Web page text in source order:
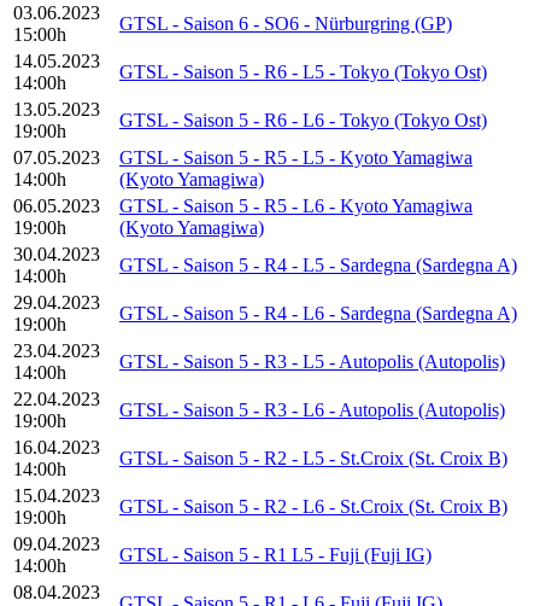
03.06.2023
15:00h
GTSL - Saison 6 - SO6 - Nürburgring (GP)
14.05.2023
14:00h
GTSL - Saison 5 - R6 - L5 - Tokyo (Tokyo Ost)
13.05.2023
19:00h
GTSL - Saison 5 - R6 - L6 - Tokyo (Tokyo Ost)
07.05.2023
14:00h
GTSL - Saison 5 - R5 - L5 - Kyoto Yamagiwa
(Kyoto Yamagiwa)
06.05.2023
19:00h
GTSL - Saison 5 - R5 - L6 - Kyoto Yamagiwa
(Kyoto Yamagiwa)
30.04.2023
14:00h
GTSL - Saison 5 - R4 - L5 - Sardegna (Sardegna A)
29.04.2023
19:00h
GTSL - Saison 5 - R4 - L6 - Sardegna (Sardegna A)
23.04.2023
14:00h
GTSL - Saison 5 - R3 - L5 - Autopolis (Autopolis)
22.04.2023
19:00h
GTSL - Saison 5 - R3 - L6 - Autopolis (Autopolis)
16.04.2023
14:00h
GTSL - Saison 5 - R2 - L5 - St.Croix (St. Croix B)
15.04.2023
19:00h
GTSL - Saison 5 - R2 - L6 - St.Croix (St. Croix B)
09.04.2023
14:00h
GTSL - Saison 5 - R1 L5 - Fuji (Fuji IG)
08.04.2023